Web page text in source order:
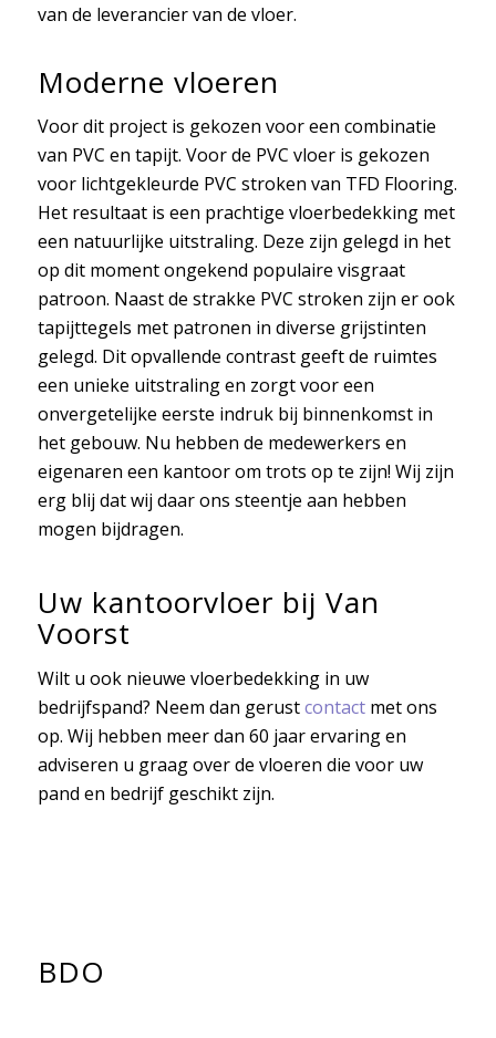
van de leverancier van de vloer.
Moderne vloeren
Voor dit project is gekozen voor een combinatie
van PVC en tapijt. Voor de PVC vloer is gekozen
voor lichtgekleurde PVC stroken van TFD Flooring.
Het resultaat is een prachtige vloerbedekking met
een natuurlijke uitstraling. Deze zijn gelegd in het
op dit moment ongekend populaire visgraat
patroon. Naast de strakke PVC stroken zijn er ook
tapijttegels met patronen in diverse grijstinten
gelegd. Dit opvallende contrast geeft de ruimtes
een unieke uitstraling en zorgt voor een
onvergetelijke eerste indruk bij binnenkomst in
het gebouw. Nu hebben de medewerkers en
eigenaren een kantoor om trots op te zijn! Wij zijn
erg blij dat wij daar ons steentje aan hebben
mogen bijdragen.
Uw kantoorvloer bij Van
Voorst
Wilt u ook nieuwe vloerbedekking in uw
bedrijfspand? Neem dan gerustcontactmet ons
op. Wij hebben meer dan 60 jaar ervaring en
adviseren u graag over de vloeren die voor uw
pand en bedrijf geschikt zijn.
BDO